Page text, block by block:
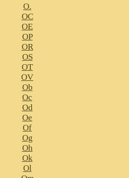
O.
OC
OE
OP
OR
OS
OT
OV
Ob
Oc
Od
Oe
Of
Og
Oh
Ok
Ol